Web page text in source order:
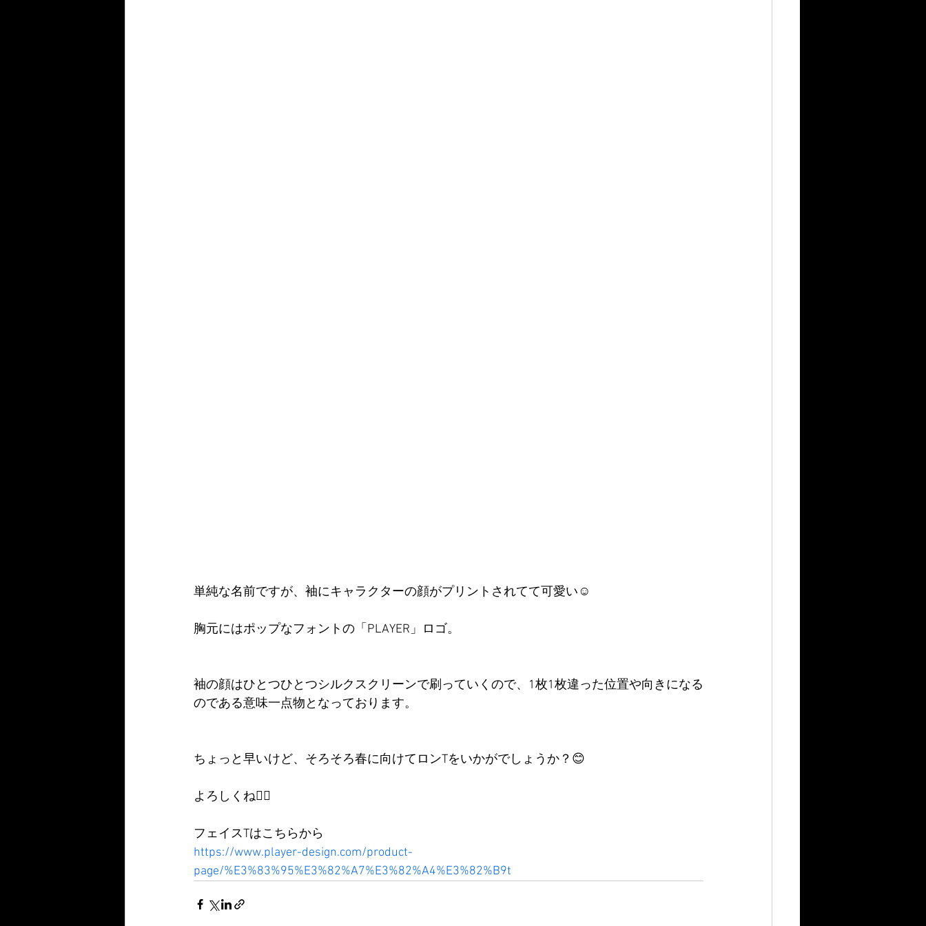
単純な名前ですが、袖にキャラクターの顔がプリントされてて可愛い☺️
胸元にはポップなフォントの「PLAYER」ロゴ。
袖の顔はひとつひとつシルクスクリーンで刷っていくので、1枚1枚違った位置や向きになる
のである意味一点物となっております。
ちょっと早いけど、そろそろ春に向けてロンTをいかがでしょうか？😊
よろしくね👍🏻
フェイスTはこちらから
https://www.player-design.com/product-
page/%E3%83%95%E3%82%A7%E3%82%A4%E3%82%B9t